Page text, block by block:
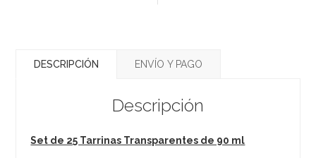
DESCRIPCIÓN ENVÍO Y PAGO
Descripción
Set de 25 Tarrinas Transparentes de 90 ml